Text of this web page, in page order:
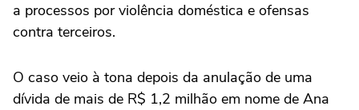
a processos por violência doméstica e ofensas
contra terceiros.
O caso veio à tona depois da anulação de uma
dívida de mais de R$ 1,2 milhão em nome de Ana